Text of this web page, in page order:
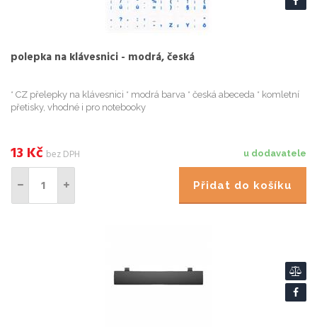
polepka na klávesnici - modrá, česká
* CZ přelepky na klávesnici * modrá barva * česká abeceda * komletní
přetisky, vhodné i pro notebooky
u dodavatele
13 Kč bez DPH
Přidat do košíku